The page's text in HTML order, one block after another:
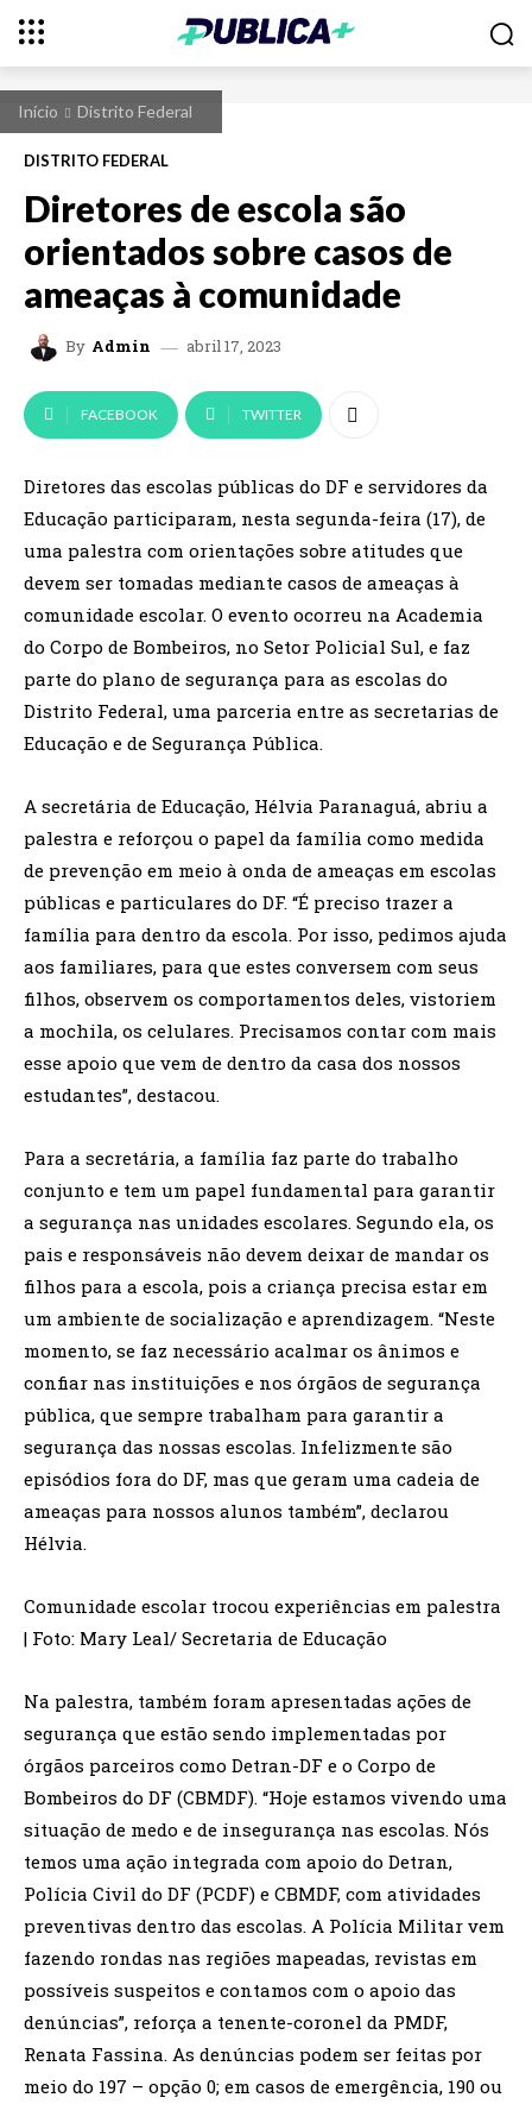
Início Distrito Federal
DISTRITO FEDERAL
Diretores de escola são
orientados sobre casos de
ameaças à comunidade
By Admin abril 17, 2023
FACEBOOK TWITTER
Diretores das escolas públicas do DF e servidores da
Educação participaram, nesta segunda-feira (17), de
uma palestra com orientações sobre atitudes que
devem ser tomadas mediante casos de ameaças à
comunidade escolar. O evento ocorreu na Academia
do Corpo de Bombeiros, no Setor Policial Sul, e faz
parte do plano de segurança para as escolas do
Distrito Federal, uma parceria entre as secretarias de
Educação e de Segurança Pública.
A secretária de Educação, Hélvia Paranaguá, abriu a
palestra e reforçou o papel da família como medida
de prevenção em meio à onda de ameaças em escolas
públicas e particulares do DF. “É preciso trazer a
família para dentro da escola. Por isso, pedimos ajuda
aos familiares, para que estes conversem com seus
filhos, observem os comportamentos deles, vistoriem
a mochila, os celulares. Precisamos contar com mais
esse apoio que vem de dentro da casa dos nossos
estudantes”, destacou.
Para a secretária, a família faz parte do trabalho
conjunto e tem um papel fundamental para garantir
a segurança nas unidades escolares. Segundo ela, os
pais e responsáveis não devem deixar de mandar os
filhos para a escola, pois a criança precisa estar em
um ambiente de socialização e aprendizagem. “Neste
momento, se faz necessário acalmar os ânimos e
confiar nas instituições e nos órgãos de segurança
pública, que sempre trabalham para garantir a
segurança das nossas escolas. Infelizmente são
episódios fora do DF, mas que geram uma cadeia de
ameaças para nossos alunos também”, declarou
Hélvia.
Comunidade escolar trocou experiências em palestra
| Foto: Mary Leal/ Secretaria de Educação
Na palestra, também foram apresentadas ações de
segurança que estão sendo implementadas por
órgãos parceiros como Detran-DF e o Corpo de
Bombeiros do DF (CBMDF). “Hoje estamos vivendo uma
situação de medo e de insegurança nas escolas. Nós
temos uma ação integrada com apoio do Detran,
Polícia Civil do DF (PCDF) e CBMDF, com atividades
preventivas dentro das escolas. A Polícia Militar vem
fazendo rondas nas regiões mapeadas, revistas em
possíveis suspeitos e contamos com o apoio das
denúncias”, reforça a tenente-coronel da PMDF,
Renata Fassina. As denúncias podem ser feitas por
meio do 197 – opção 0; em casos de emergência, 190 ou